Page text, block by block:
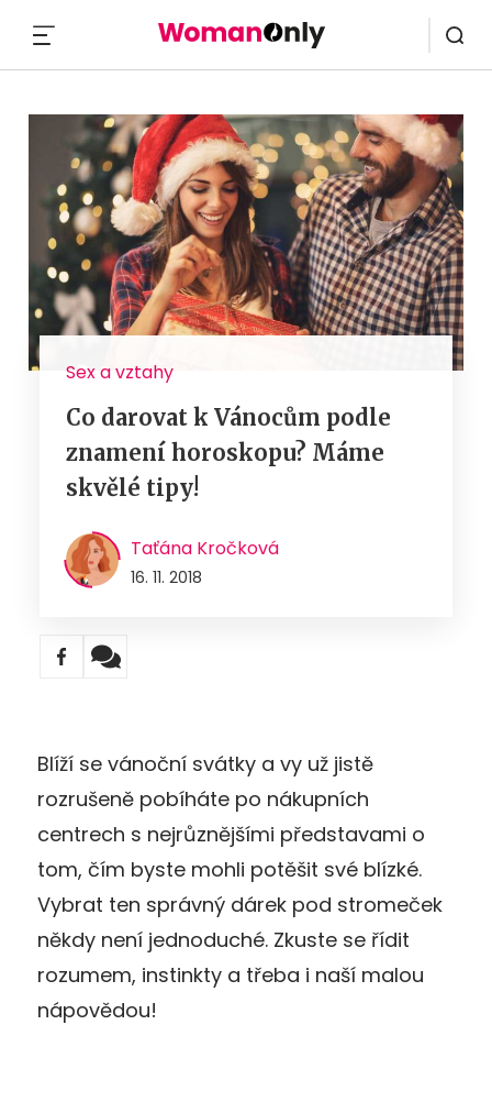
Sex a vztahy
Co darovat k Vánocům podle
znamení horoskopu? Máme
skvělé tipy!
Taťána Kročková
16. 11. 2018
Blíží se vánoční svátky a vy už jistě
rozrušeně pobíháte po nákupních
centrech s nejrůznějšími představami o
tom, čím byste mohli potěšit své blízké.
Vybrat ten správný dárek pod stromeček
někdy není jednoduché. Zkuste se řídit
rozumem, instinkty a třeba i naší malou
nápovědou!